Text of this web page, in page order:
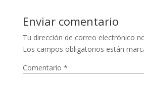
Enviar comentario
Tu dirección de correo electrónico
Los campos obligatorios están
Comentario *